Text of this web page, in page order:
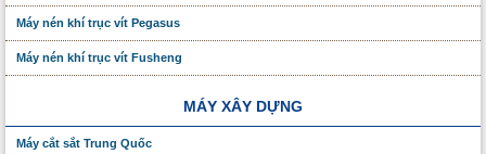
Máy nén khí trục vít Pegasus
Máy nén khí trục vít Fusheng
MÁY XÂY DỰNG
Máy cắt sắt Trung Quốc